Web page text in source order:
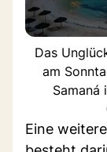
Das
am
Samaná
Eine